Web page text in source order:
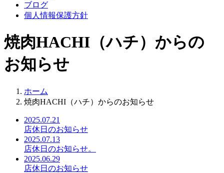
ブログ
個人情報保護方針
焼肉HACHI（ハチ）からの
お知らせ
ホーム
焼肉HACHI（ハチ）からのお知らせ
2025.07.21
店休日のお知らせ
2025.07.13
店休日のお知らせ。
2025.06.29
店休日のお知らせ